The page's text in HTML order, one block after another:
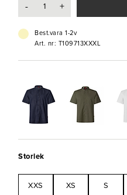
- Tvättråd: 60-85°C
- Storlek: 3XL
- +
Best.vara 1-2v
Art. nr: T109713XXXL
Storlek
XXS XS S